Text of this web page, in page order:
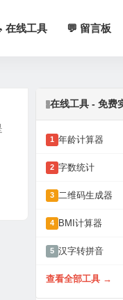
在线工具 💬 留言板
在线工具 - 免费
1 年龄计算器
2 字数统计
3 二维码生成器
4 BMI计算器
5 汉字转拼音
查看全部工具 →